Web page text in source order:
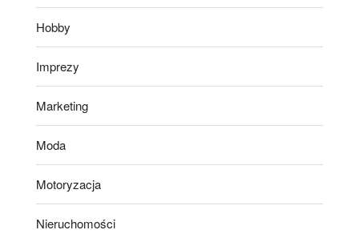
Hobby
Imprezy
Marketing
Moda
Motoryzacja
Nieruchomości